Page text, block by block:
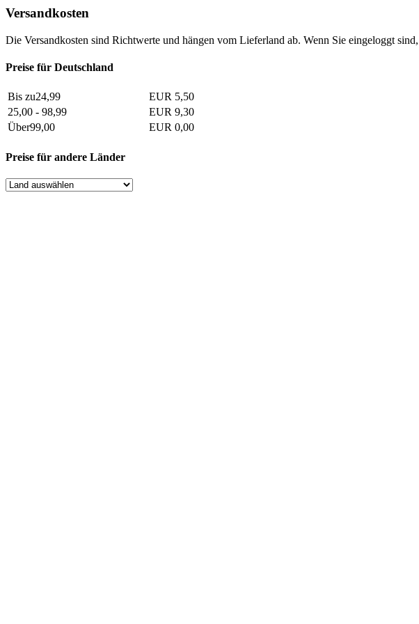
Versandkosten
Die Versandkosten sind Richtwerte und hängen vom Lieferland ab. Wenn Sie eingeloggt
Preise für Deutschland
Bis zu24,99
EUR 5,50
25,00 - 98,99
EUR 9,30
Über99,00
EUR 0,00
Preise für andere Länder